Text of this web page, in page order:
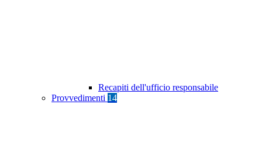
Recapiti dell'ufficio responsabile
Provvedimenti 14